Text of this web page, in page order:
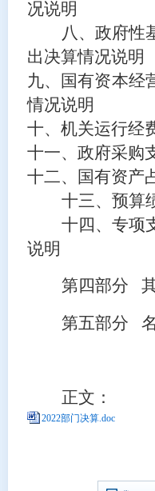
况说明
八、政府性
出决算情况说明
九、国有资本经
情况说明
十、机关运行经
十一、政府采购
十二、国有资产
十三、预算
十四、专项
说明
第四部分
第五部分
正文：
2022部门决算.doc